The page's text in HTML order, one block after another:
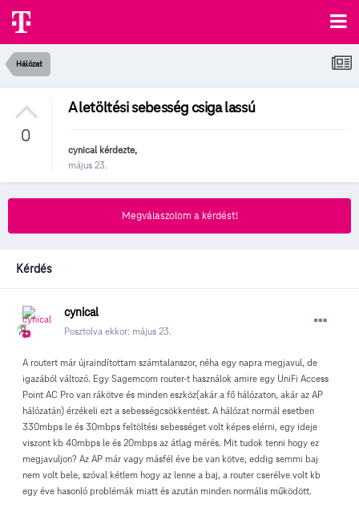
Hálózat
0
A letöltési sebesség csiga lassú
cynicalkérdezte,
május 23.
Megválaszolom a kérdést!
Kérdés
cynical
Posztolva ekkor: május 23.
A routert már újraindítottam számtalanszor, néha egy napra megjavul, de
igazából változó. Egy Sagemcom router-t használok amire egy UniFi Access
Point AC Pro van rákötve és minden eszköz(akár a fő hálózaton, akár az AP
hálózatán) érzékeli ezt a sebességcsökkentést. A hálózat normál esetben
330mbps le és 30mbps feltöltési sebességet volt képes elérni, egy ideje
viszont kb 40mbps le és 20mbps az átlag mérés. Mit tudok tenni hogy ez
megjavuljon? Az AP már vagy másfél éve be van kötve, eddig semmi baj
nem volt bele, szóval kétlem hogy az lenne a baj, a router cserélve volt kb
egy éve hasonló problémák miatt és azután minden normális működött.